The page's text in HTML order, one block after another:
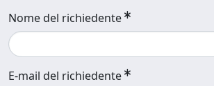
Nome del richiedente
E-mail del richiedente